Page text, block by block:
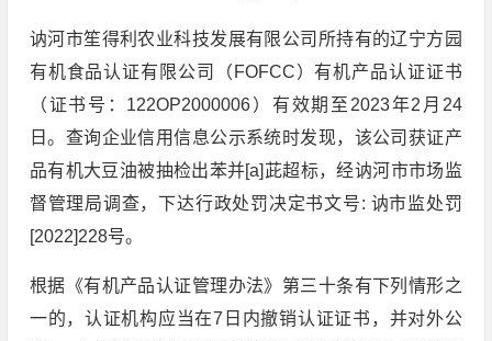
讷河市笙得利农业科技发展有限公司所持有的辽宁方园
有机食品认证有限公司（FOFCC）有机产品认证证书
（证书号：122OP2000006）有效期至2023年2月24
日。查询企业信用信息公示系统时发现，该公司获证产
品有机大豆油被抽检出苯并[a]茈超标，经讷河市市场监
督管理局调查，下达行政处罚决定书文号: 讷市监处罚
[2022]228号。
根据《有机产品认证管理办法》第三十条有下列情形之
一的，认证机构应当在7日内撤销认证证书，并对外公